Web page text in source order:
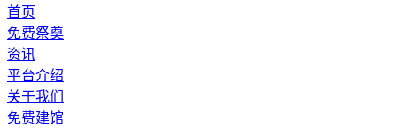
首页
免费祭奠
资讯
平台介绍
关于我们
免费建馆